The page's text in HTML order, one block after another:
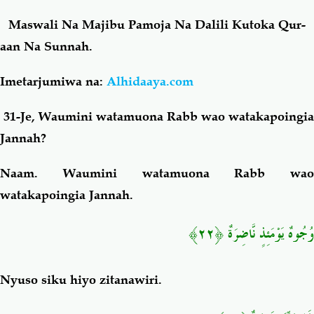
Salaf Wa Ummah
Fiqh-Ibaadah Duaa-Adhkaar
Fataawa Za Ulamaa Kauli Za Salaf
Familia-Jamii
Vitabu
Mapishi
Maswali Na Majibu Pamoja Na Dalili Kutoka Qur-
aan Na Sunnah.
Imetarjumiwa na: Alhidaaya.com
31-Je, Waumini watamuona Rabb wao watakapoingia
Jannah?
Naam. Waumini watamuona Rabb wao
watakapoingia Jannah.
وُجُوهٌ يَوْمَئِذٍ نَّاضِرَةٌ﴿٢٢﴾
Nyuso siku hiyo zitanawiri.